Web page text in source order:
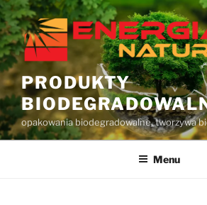
Przejdź
do
treści
PRODUKTY
opakowania biodegradowalne, tworzywa
Menu